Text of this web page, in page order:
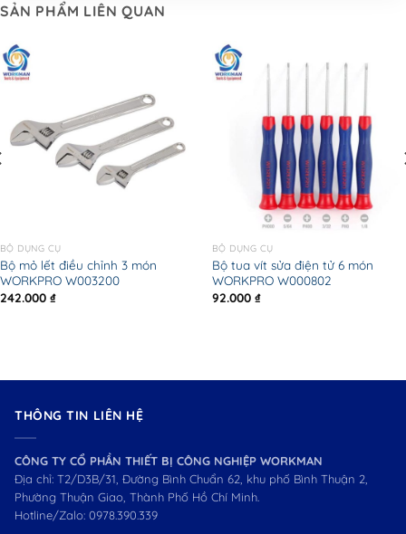
SẢN PHẨM LIÊN QUAN
BỘ DỤNG CỤ
Bộ mỏ lết điều chỉnh 3 món
WORKPRO W003200
242.000 ₫
BỘ DỤNG CỤ
Bộ tua vít sửa điện tử 6 món
WORKPRO W000802
92.000 ₫
THÔNG TIN LIÊN HỆ
CÔNG TY CỔ PHẦN THIẾT BỊ CÔNG NGHIỆP WORKMAN
Địa chỉ: T2/D3B/31, Đường Bình Chuẩn 62, khu phố Bình Thuận 2,
Phường Thuận Giao, Thành Phố Hồ Chí Minh.
Hotline/Zalo: 0978.390.339